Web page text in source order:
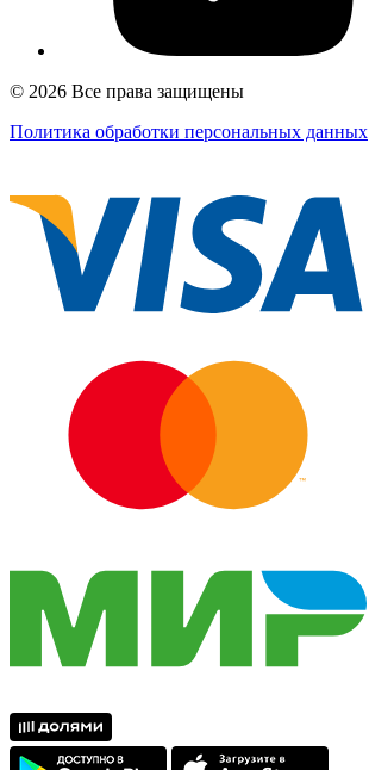
© 2026 Все права защищены
Политика обработки персональных данных